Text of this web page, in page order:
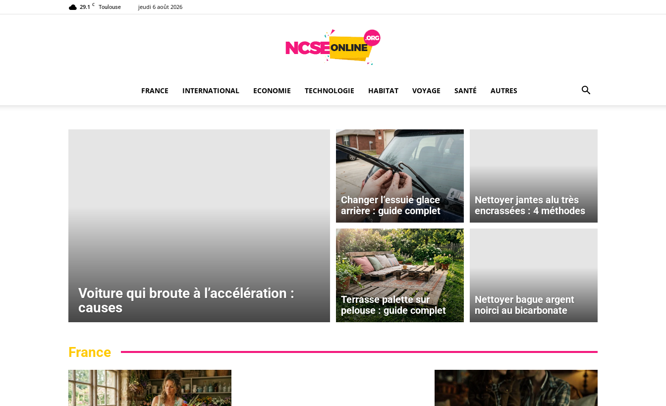
29.1 C Toulouse jeudi 6 août 2026
FRANCE INTERNATIONAL ECONOMIE TECHNOLOGIE HABITAT VOYAGE SANTÉ AUTRES
Voiture qui broute à l’accélération :
causes
Changer l’essuie glace
arrière : guide complet
Nettoyer jantes alu très
encrassées : 4 méthodes
Terrasse palette sur
pelouse : guide complet
Nettoyer bague argent
noirci au bicarbonate
France